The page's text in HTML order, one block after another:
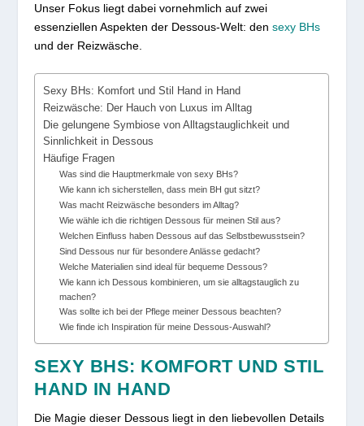
Unser Fokus liegt dabei vornehmlich auf zwei
essenziellen Aspekten der Dessous-Welt: densexy BHs
und der Reizwäsche.
Sexy BHs: Komfort und Stil Hand in Hand
Reizwäsche: Der Hauch von Luxus im Alltag
Die gelungene Symbiose von Alltagstauglichkeit und
Sinnlichkeit in Dessous
Häufige Fragen
Was sind die Hauptmerkmale von sexy BHs?
Wie kann ich sicherstellen, dass mein BH gut sitzt?
Was macht Reizwäsche besonders im Alltag?
Wie wähle ich die richtigen Dessous für meinen Stil aus?
Welchen Einfluss haben Dessous auf das Selbstbewusstsein?
Sind Dessous nur für besondere Anlässe gedacht?
Welche Materialien sind ideal für bequeme Dessous?
Wie kann ich Dessous kombinieren, um sie alltagstauglich zu
machen?
Was sollte ich bei der Pflege meiner Dessous beachten?
Wie finde ich Inspiration für meine Dessous-Auswahl?
SEXY BHS: KOMFORT UND STIL
HAND IN HAND
Die Magie dieser Dessous liegt in den liebevollen Details